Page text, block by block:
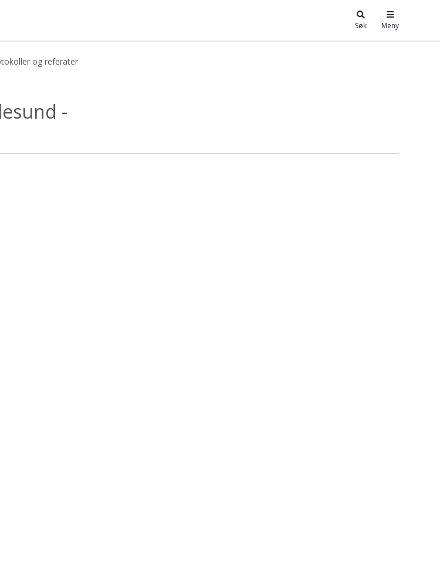
Søk Meny
og referater
-